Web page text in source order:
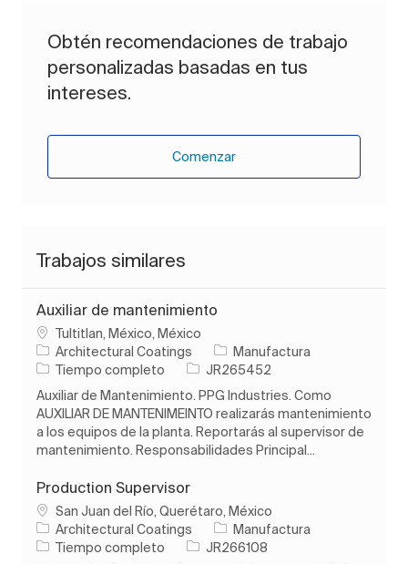
Obtén recomendaciones de trabajo
personalizadas basadas en tus
intereses.
Comenzar
Trabajos similares
Auxiliar de mantenimiento
Ubicación
Tultitlan, México, México
Architectural Coatings
Categoría
Manufactura
Tipo de trabajo
Tiempo completo ID de trabajo
JR265452
Auxiliar de Mantenimiento. PPG Industries. Como
AUXILIAR DE MANTENIMEINTO realizarás mantenimiento
a los equipos de la planta. Reportarás al supervisor de
mantenimiento. Responsabilidades Principal...
Production Supervisor
Ubicación
San Juan del Río, Querétaro, México
Architectural Coatings
Categoría
Manufactura
Tipo de trabajo
Tiempo completo ID de trabajo
JR266108